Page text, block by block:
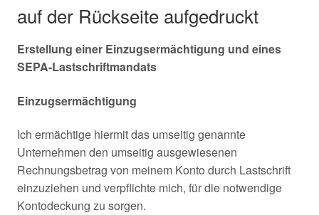
auf der Rückseite aufgedruckt
Erstellung einer Einzugsermächtigung und eines
SEPA-Lastschriftmandats
Einzugsermächtigung
Ich ermächtige hiermit das umseitig genannte
Unternehmen den umseitig ausgewiesenen
Rechnungsbetrag von meinem Konto durch Lastschrift
einzuziehen und verpflichte mich, für die notwendige
Kontodeckung zu sorgen.